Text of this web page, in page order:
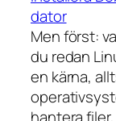
dator
Men först:
du redan
en kärna,